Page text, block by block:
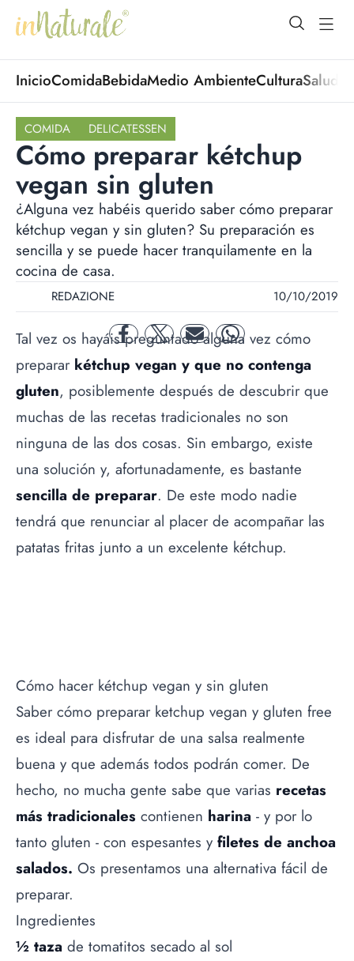
open
InicioComidaBebidaMedio AmbienteCulturaSalud
COMIDA DELICATESSEN
Cómo preparar kétchup
vegan sin gluten
¿Alguna vez habéis querido saber cómo preparar
kétchup vegan y sin gluten? Su preparación es
sencilla y se puede hacer tranquilamente en la
cocina de casa.
REDAZIONE 10/10/2019
facebooktwitter mail whatsapp
Tal vez os hayáis preguntado alguna vez cómo
preparar kétchup vegan y que no contenga
gluten, posiblemente después de descubrir que
muchas de las recetas tradicionales no son
ninguna de las dos cosas. Sin embargo, existe
una solución y, afortunadamente, es bastante
sencilla de preparar. De este modo nadie
tendrá que renunciar al placer de acompañar las
patatas fritas junto a un excelente kétchup.
Cómo hacer kétchup vegan y sin gluten
Saber cómo preparar ketchup vegan y gluten free
es ideal para disfrutar de una salsa realmente
buena y que además todos podrán comer. De
hecho, no mucha gente sabe que varias recetas
más tradicionales contienen harina - y por lo
tanto gluten - con espesantes y filetes de anchoa
salados. Os presentamos una alternativa fácil de
preparar.
Ingredientes
½ taza de tomatitos secado al sol